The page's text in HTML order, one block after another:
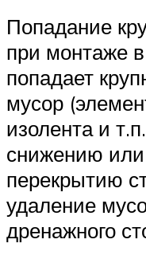
Попадание
при монтаже
попадает
мусор
изолента и
снижению
перекрытию
удаление
дренажного